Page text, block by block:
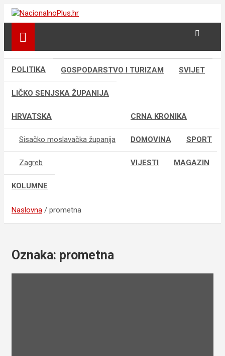
Skip
NacionalnoPlus.hr
Nacija želi znati više
POLITIKA GOSPODARSTVO I TURIZAM SVIJET
LIČKO SENJSKA ŽUPANIJA
HRVATSKA
Sisačko moslavačka županija
Zagreb
CRNA KRONIKA
DOMOVINA SPORT
VIJESTI MAGAZIN
KOLUMNE
Naslovna prometna
Oznaka: prometna